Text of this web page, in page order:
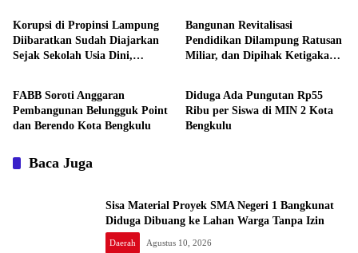
Korupsi di Propinsi Lampung
Diibaratkan Sudah Diajarkan
Sejak Sekolah Usia Dini,
Bangunan Revitalisasi
Pendidikan Dilampung Ratusan
Miliar, dan Dipihak Ketigakan,
Pembinaan, Uang Rakyat
Bukan Warisan Nenek Moyang
Daerah
FABB Soroti Anggaran
Pembangunan Belungguk Point
dan Berendo Kota Bengkulu
Daerah
Diduga Ada Pungutan Rp55
Ribu per Siswa di MIN 2 Kota
Bengkulu
Baca Juga
Sisa Material Proyek SMA Negeri 1 Bangkunat
Diduga Dibuang ke Lahan Warga Tanpa Izin
Daerah Agustus 10, 2026